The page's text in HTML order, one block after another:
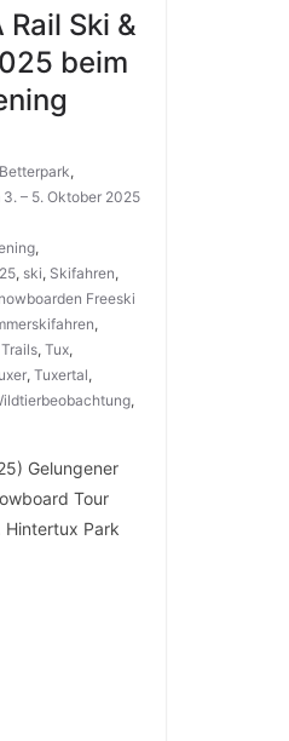
Ski &
beim
Betterpark,
– 5. Oktober 2025
,
, ski, Skifahren,
Freeski
,
Trails,Tux,
,Tuxertal,
,
Gelungener
Tour
Hintertux Park